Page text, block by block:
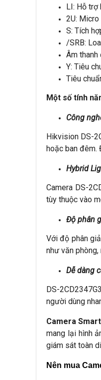
LI: Hỗ trợ
2U:
S: Tích
/SRB:
Âm
Y: Tiêu
Tiêu
Một số tính
Công
Hikvision DS-
hoặc ban đêm.
Hybrid
Camera DS-
tùy thuộc vào
Độ phân
Với độ phân
như văn phòng,
Dễ dàng
DS-
người dùng
Camera
mang lại hình
giám sát toàn
Nên mua